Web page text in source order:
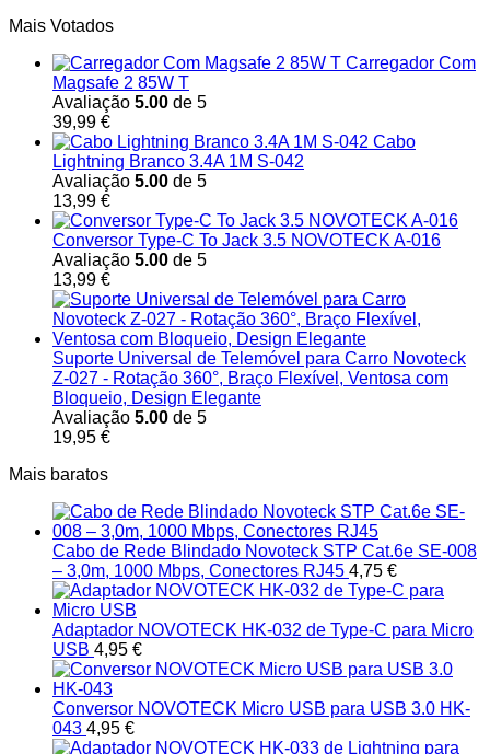
Mais Votados
Carregador Com
Magsafe 2 85W T
Avaliação 5.00 de 5
39,99 €
Cabo
Lightning Branco 3.4A 1M S-042
Avaliação 5.00 de 5
13,99 €
Conversor Type-C To Jack 3.5 NOVOTECK A-016
Avaliação 5.00 de 5
13,99 €
Suporte Universal de Telemóvel para Carro Novoteck
Z-027 - Rotação 360°, Braço Flexível, Ventosa com
Bloqueio, Design Elegante
Avaliação 5.00 de 5
19,95 €
Mais baratos
Cabo de Rede Blindado Novoteck STP Cat.6e SE-008
– 3,0m, 1000 Mbps, Conectores RJ45 4,75 €
Adaptador NOVOTECK HK-032 de Type-C para Micro
USB 4,95 €
Conversor NOVOTECK Micro USB para USB 3.0 HK-
043 4,95 €